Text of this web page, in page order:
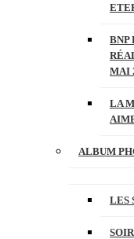
BNP
MAI
LA
ALBUM
LES